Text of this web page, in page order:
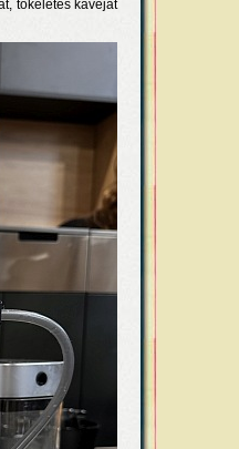
tökéletes kávéját